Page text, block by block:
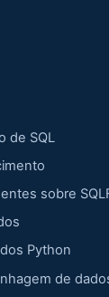
de SQL
sobre
Python
de